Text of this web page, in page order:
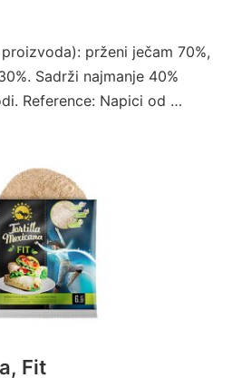
prženi ječam 70%,
Sadrži najmanje 40%
Reference: Napici od …
Fit